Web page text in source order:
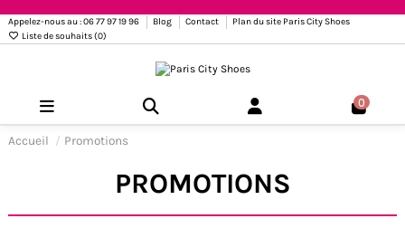
Appelez-nous au : 06 77 97 19 96 Blog Contact
Plan du site Paris City Shoes
Liste de souhaits (0)
0
Accueil Promotions
PROMOTIONS